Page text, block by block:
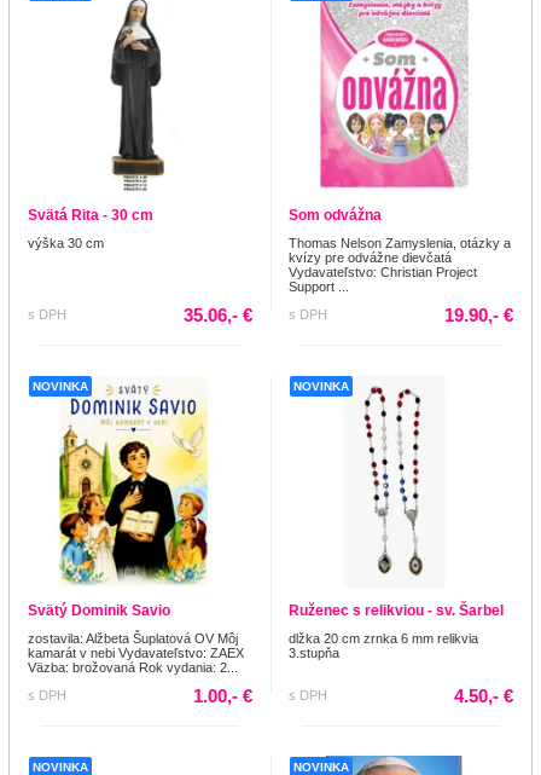
Svätá Rita - 30 cm
výška 30 cm
s DPH 35.06,- €
Som odvážna
Thomas Nelson Zamyslenia, otázky a
kvízy pre odvážne dievčatá
Vydavateľstvo: Christian Project
Support ...
s DPH
19.90,- €
NOVINKA
Svätý Dominik Savio
zostavila: Alžbeta Šuplatová OV Môj
kamarát v nebi Vydavateľstvo: ZAEX
Väzba: brožovaná Rok vydania: 2...
s DPH
1.00,- €
NOVINKA
Ruženec s relikviou - sv. Šarbel
dlžka 20 cm zrnka 6 mm relikvia
3.stupňa
s DPH 4.50,- €
NOVINKA NOVINKA